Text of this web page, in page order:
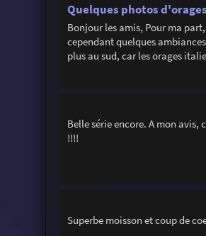
Quelques photos
Bonjour les amis, Pour ma
cependant quelques
plus au sud, car les orages
Belle série encore. A mon
!!!!
Superbe moisson et coup de